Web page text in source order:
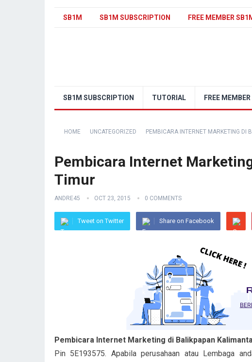
SB1M SB1M SUBSCRIPTION FREE MEMBER
SB1M SUBSCRIPTION TUTORIAL FREE
HOME UNCATEGORIZED PEMBICARA INTERNET MARKETING DI
Pembicara Internet
Timur
ANDRE45 OCT 23, 2015 0 COMMENTS
Tweet on Twitter Share on Facebook
Pembicara Internet Marketing di Balikpapan
Pin 5E193575. Apabila perusahaan atau Lembaga